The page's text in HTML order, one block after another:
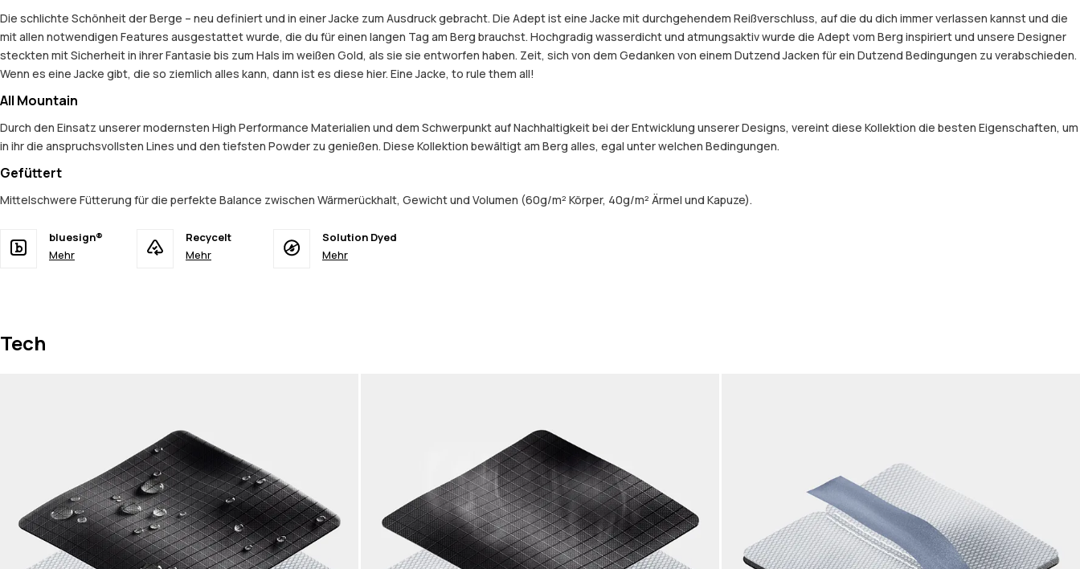
Die schlichte Schönheit der Berge – neu definiert und in einer Jacke zum Ausdruck gebracht. Die Adept ist eine Jacke mit durchgehendem Reißverschluss, auf die du dich immer verlassen kannst und die
mit allen notwendigen Features ausgestattet wurde, die du für einen langen Tag am Berg brauchst. Hochgradig wasserdicht und atmungsaktiv wurde die Adept vom Berg inspiriert und unsere Designer
steckten mit Sicherheit in ihrer Fantasie bis zum Hals im weißen Gold, als sie sie entworfen haben. Zeit, sich von dem Gedanken von einem Dutzend Jacken für ein Dutzend Bedingungen zu verabschieden.
Wenn es eine Jacke gibt, die so ziemlich alles kann, dann ist es diese hier. Eine Jacke, to rule them all!
All Mountain
Durch den Einsatz unserer modernsten High Performance Materialien und dem Schwerpunkt auf Nachhaltigkeit bei der Entwicklung unserer Designs, vereint diese Kollektion die besten Eigenschaften, um
in ihr die anspruchsvollsten Lines und den tiefsten Powder zu genießen. Diese Kollektion bewältigt am Berg alles, egal unter welchen Bedingungen.
Gefüttert
Mittelschwere Fütterung für die perfekte Balance zwischen Wärmerückhalt, Gewicht und Volumen (60g/m² Körper, 40g/m² Ärmel und Kapuze).
bluesign®
Mehr
Recycelt
Mehr
Solution Dyed
Mehr
Tech